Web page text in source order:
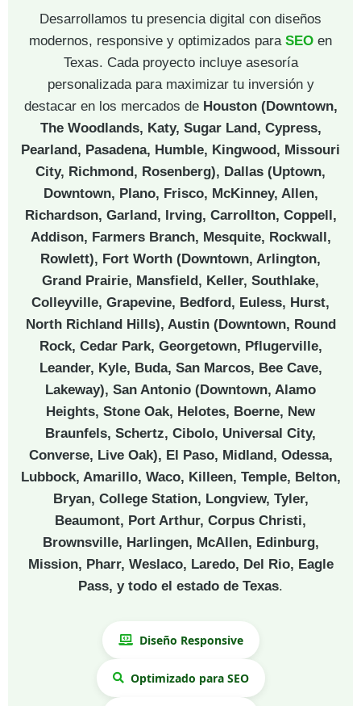
Desarrollamos tu presencia digital con diseños
modernos, responsive y optimizados para SEO en
Texas. Cada proyecto incluye asesoría
personalizada para maximizar tu inversión y
destacar en los mercados de Houston (Downtown,
The Woodlands, Katy, Sugar Land, Cypress,
Pearland, Pasadena, Humble, Kingwood, Missouri
City, Richmond, Rosenberg), Dallas (Uptown,
Downtown, Plano, Frisco, McKinney, Allen,
Richardson, Garland, Irving, Carrollton, Coppell,
Addison, Farmers Branch, Mesquite, Rockwall,
Rowlett), Fort Worth (Downtown, Arlington,
Grand Prairie, Mansfield, Keller, Southlake,
Colleyville, Grapevine, Bedford, Euless, Hurst,
North Richland Hills), Austin (Downtown, Round
Rock, Cedar Park, Georgetown, Pflugerville,
Leander, Kyle, Buda, San Marcos, Bee Cave,
Lakeway), San Antonio (Downtown, Alamo
Heights, Stone Oak, Helotes, Boerne, New
Braunfels, Schertz, Cibolo, Universal City,
Converse, Live Oak), El Paso, Midland, Odessa,
Lubbock, Amarillo, Waco, Killeen, Temple, Belton,
Bryan, College Station, Longview, Tyler,
Beaumont, Port Arthur, Corpus Christi,
Brownsville, Harlingen, McAllen, Edinburg,
Mission, Pharr, Weslaco, Laredo, Del Rio, Eagle
Pass, y todo el estado de Texas.
Diseño Responsive
Optimizado para SEO